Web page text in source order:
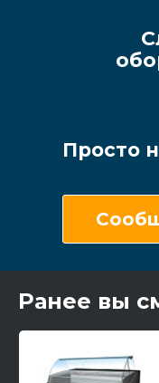
Просто
Ранее вы